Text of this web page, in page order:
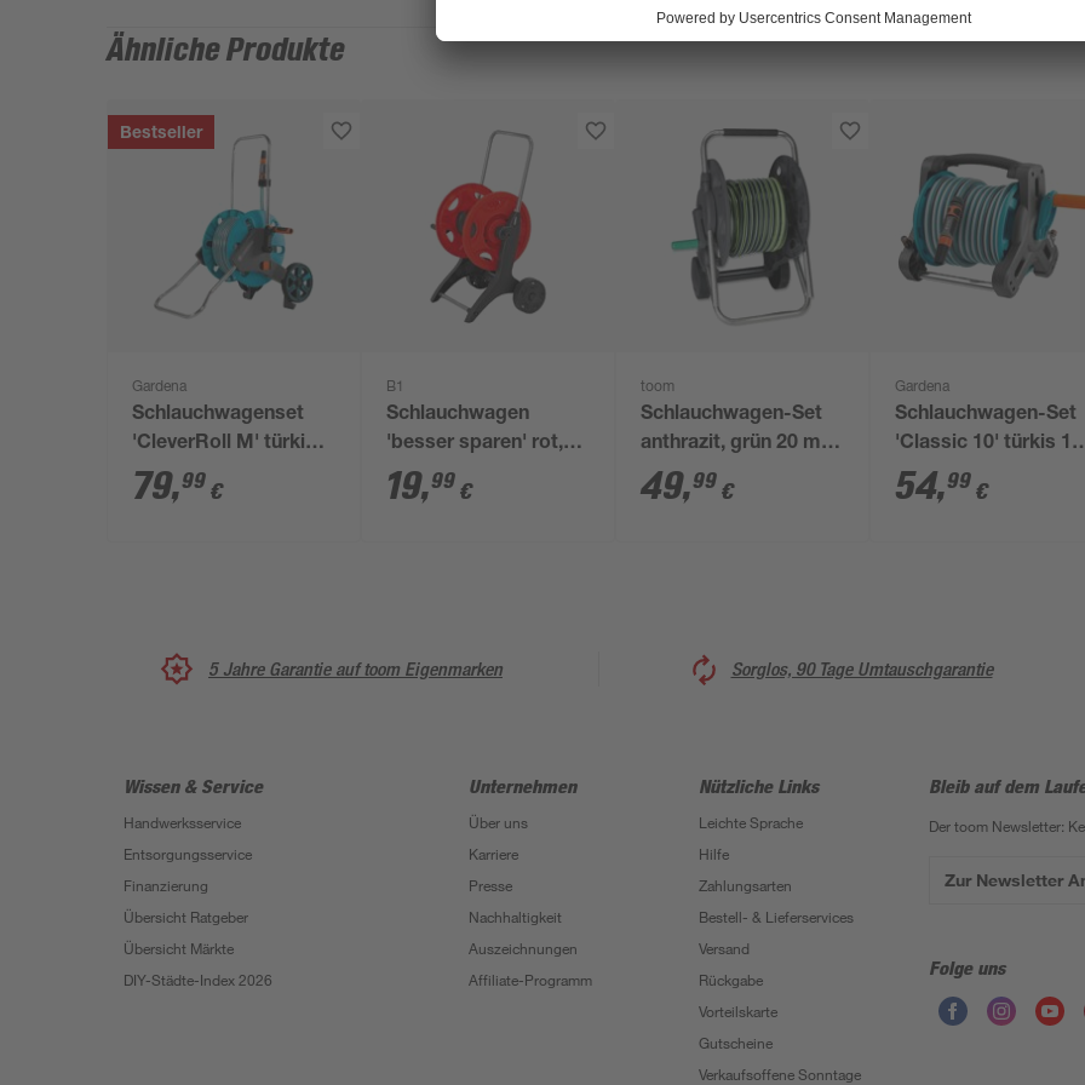
Ähnliche Produkte
Bestseller
Gardena
Schlauchwagenset
'CleverRoll M' türkis
mit 20 m Schlauch
79,99 €
B1
Schlauchwagen
'besser sparen' rot,
schwarz max. 60 m
Schlauchkapazität
19,99 €
toom
Schlauchwagen-Set
anthrazit, grün 20 m
Schlauchkapazität
49,99 €
Gardena
Schlauchwagen-Set
'Classic 10' türkis 10
m Schlauchkapazität
54,99 €
5 Jahre Garantie auf toom Eigenmarken Sorglos, 90 Tage Umtauschgarantie
Wissen & Service
Handwerksservice
Entsorgungsservice
Finanzierung
Übersicht Ratgeber
Übersicht Märkte
DIY-Städte-Index 2026
Unternehmen
Über uns
Karriere
Presse
Nachhaltigkeit
Auszeichnungen
Affiliate-Programm
Nützliche Links
Leichte Sprache
Hilfe
Zahlungsarten
Bestell- & Lieferservices
Versand
Rückgabe
Vorteilskarte
Gutscheine
Verkaufsoffene Sonntage
Bleib auf dem
Der toom Newsletter:
Zur Newsletter
Folge uns